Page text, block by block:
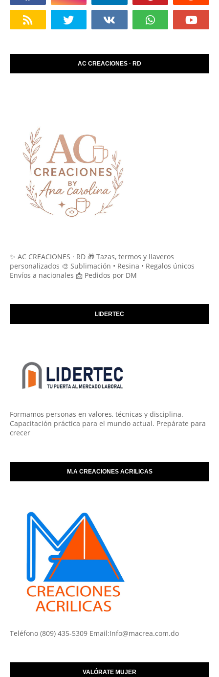
AC CREACIONES · RD
✨ AC CREACIONES · RD 🎁 Tazas, termos y llaveros
personalizados 🎨 Sublimación • Resina • Regalos únicos
Envíos a nacionales 📩 Pedidos por DM
LIDERTEC
Formamos personas en valores, técnicas y disciplina.
Capacitación práctica para el mundo actual. Prepárate para
crecer
M.A CREACIONES ACRILICAS
Teléfono (809) 435-5309 Email:Info@macrea.com.do
VALÓRATE MUJER